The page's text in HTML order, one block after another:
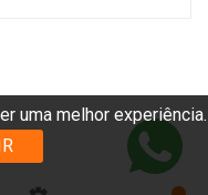
uma melhor experiência.